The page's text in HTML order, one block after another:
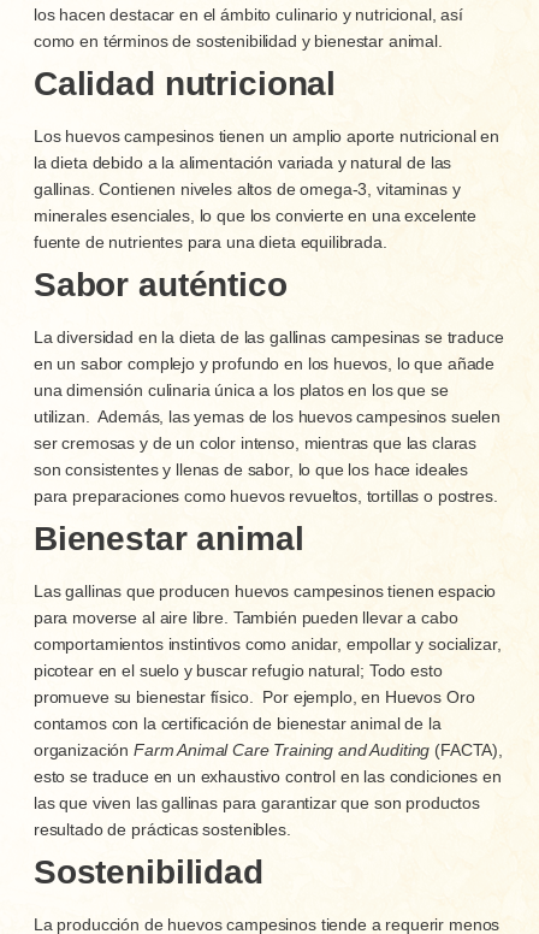
los hacen destacar en el ámbito culinario y nutricional, así
como en términos de sostenibilidad y bienestar animal.
Calidad nutricional
Los huevos campesinos tienen un amplio aporte nutricional en
la dieta debido a la alimentación variada y natural de las
gallinas. Contienen niveles altos de omega-3, vitaminas y
minerales esenciales, lo que los convierte en una excelente
fuente de nutrientes para una dieta equilibrada.
Sabor auténtico
La diversidad en la dieta de las gallinas campesinas se traduce
en un sabor complejo y profundo en los huevos, lo que añade
una dimensión culinaria única a los platos en los que se
utilizan.
Además, las yemas de los huevos campesinos suelen
ser cremosas y de un color intenso, mientras que las claras
son consistentes y llenas de sabor, lo que los hace ideales
para preparaciones como huevos revueltos, tortillas o postres.
Bienestar animal
Las gallinas que producen huevos campesinos tienen espacio
para moverse al aire libre. También pueden llevar a cabo
comportamientos instintivos como anidar, empollar y socializar,
picotear en el suelo y buscar refugio natural; Todo esto
promueve su bienestar físico.
Por ejemplo, en Huevos Oro
contamos con la certificación de bienestar animal de la
organización Farm Animal Care Training and Auditing (FACTA),
esto se traduce en un exhaustivo control en las condiciones en
las que viven las gallinas para garantizar que son productos
resultado de prácticas sostenibles.
Sostenibilidad
La producción de huevos campesinos tiende a requerir menos